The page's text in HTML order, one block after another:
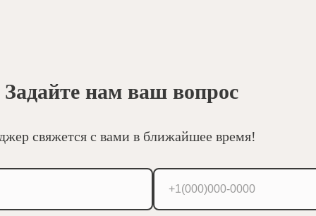
нам ваш вопрос
свяжется с вами в ближайшее время!